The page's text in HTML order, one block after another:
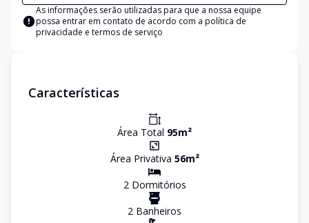
As informações serão utilizadas para que a nossa equipe
possa entrar em contato de acordo com a política de
privacidade e termos de serviço
Características
Área Total 95m²
Área Privativa 56m²
2Dormitórios
2 Banheiros